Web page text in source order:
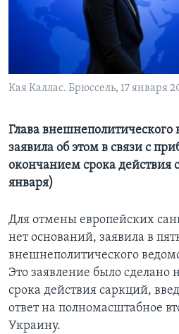
Learning English
СОЦИАЛЬНЫЕ СЕТИ
Языки
Кая Каллас. Брюссель, 17 января
Глава внешнеполитического
заявила об этом в связи с
окончанием срока действия
января)
Для отмены европейских
нет оснований, заявила в
внешнеполитического
Это заявление было сделано
срока действия саркций,
ответ на полномасштабное
Украину.